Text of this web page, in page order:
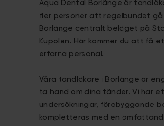
Aqua Dental Borlänge är
fler personer att regelbundet
Borlänge centralt beläget på
Kupolen. Här kommer du att få
erfarna personal.
Våra tandläkare i Borlänge är
ta hand om dina tänder. Vi har
undersökningar, förebyggande
kompletteras med en